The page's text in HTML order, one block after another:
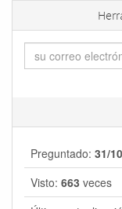
Preguntado: 31/
Visto: 663 veces